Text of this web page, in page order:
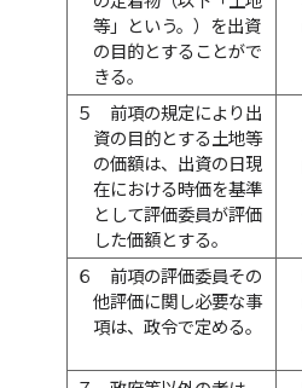
等」という。）を出資
の目的とすることがで
きる。
５
前項の規定により出
資の目的とする土地等
の価額は、出資の日現
在における時価を基準
として評価委員が評価
した価額とする。
６
前項の評価委員その
他評価に関し必要な事
項は、政令で定める。